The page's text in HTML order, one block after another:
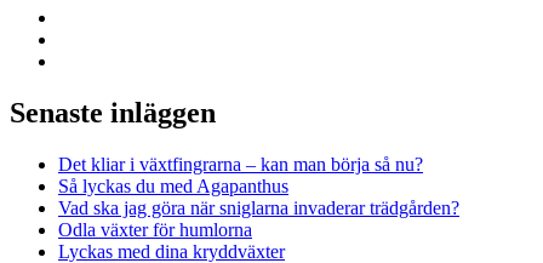
Senaste inläggen
Det kliar i växtfingrarna – kan man börja så nu?
Så lyckas du med Agapanthus
Vad ska jag göra när sniglarna invaderar trädgården?
Odla växter för humlorna
Lyckas med dina kryddväxter